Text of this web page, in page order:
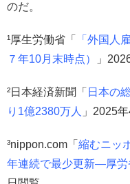
のだ。
¹厚生労働省「
「外国人
７年10月末時点）
」
²日本経済新聞「 日本の
り1億2380万人 」2025
³nippon.com「 縮むニッ
年連続で最少更新―厚労